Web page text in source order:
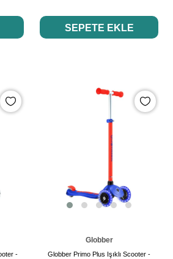
SEPETE EKLE
-
Globber
Globber Primo Plus Işıklı Scooter -